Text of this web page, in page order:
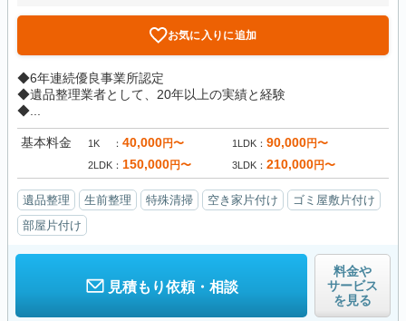
お気に入りに追加
◆6年連続優良事業所認定
◆遺品整理業者として、20年以上の実績と経験
◆...
基本料金 1K 40,000円〜 1LDK 90,000円〜
2LDK 150,000円〜 3LDK 210,000円〜
遺品整理 生前整理 特殊清掃 空き家片付け
ゴミ屋敷片付け
部屋片付け
見積もり依頼・相談
料金や
サービス
を見る